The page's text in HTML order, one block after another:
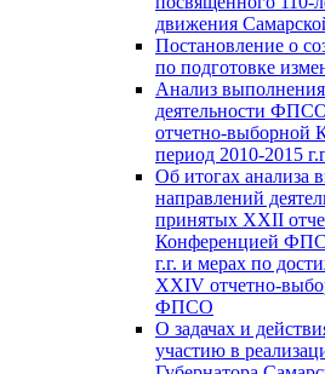
движения
Постановление о
по подготовке
Анализ
деятельности
отчетно-
период 2010-2015
Об итогах анализа
направлений
принятых XXII
Конференцией
г.г. и мерах по
XXIV отчетно-
ФПСО
О задачах и
участию в